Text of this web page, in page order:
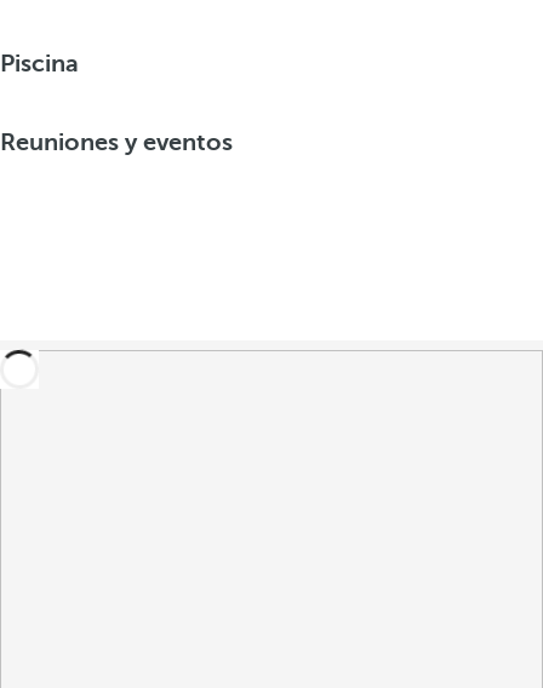
Piscina
Reuniones y eventos